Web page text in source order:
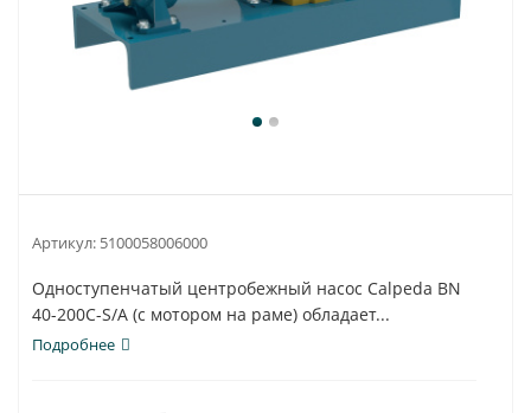
Артикул: 5100058006000
Одноступенчатый центробежный насос Calpeda BN
40-200C-S/A (с мотором на раме) обладает...
Подробнее